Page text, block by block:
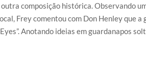
composição histórica. Observando
Frey comentou com Don Henley que a
Anotando ideias em guardanapos